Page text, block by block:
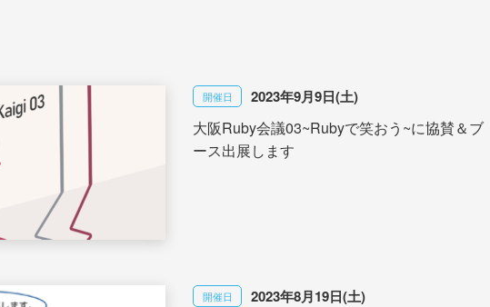
開催日 2023年9月9日(土)
大阪Ruby会議03~Rubyで笑おう~に協賛＆ブ
ース出展します
開催日 2023年8月19日(土)